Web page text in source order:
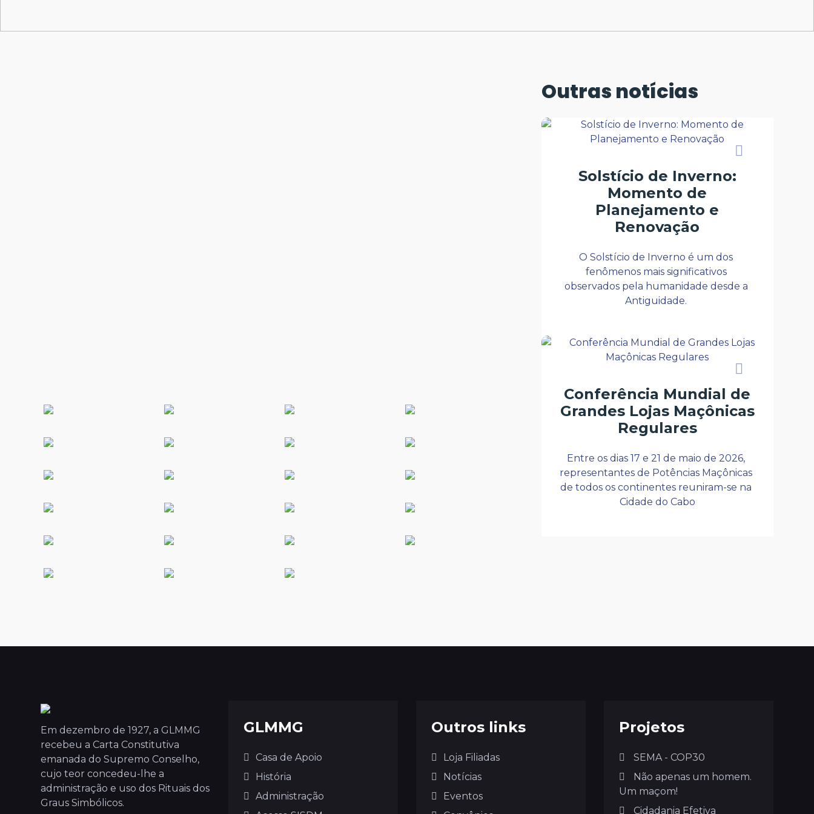
Outras notícias
Solstício de Inverno:
Momento de
Planejamento e
Renovação
O Solstício de Inverno é um dos
fenômenos mais significativos
observados pela humanidade desde a
Antiguidade.
Conferência Mundial de
Grandes Lojas Maçônicas
Regulares
Entre os dias 17 e 21 de maio de 2026,
representantes de Potências Maçônicas
de todos os continentes reuniram-se na
Cidade do Cabo
Em dezembro de 1927, a GLMMG
recebeu a Carta Constitutiva
emanada do Supremo Conselho,
cujo teor concedeu-lhe a
administração e uso dos Rituais dos
Graus Simbólicos.
GLMMG
Casa de Apoio
História
Administração
Outros links
Loja Filiadas
Notícias
Eventos
Projetos
SEMA - COP30
Não apenas um homem.
Um maçom!
Cidadania Efetiva